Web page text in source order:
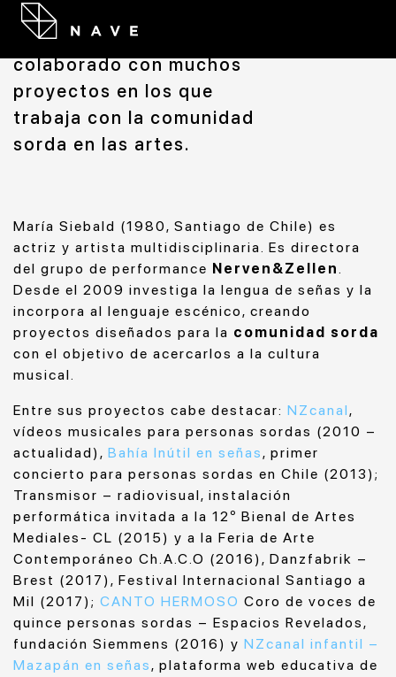
artista multidisciplinaria
residente en NAVE. Ha
colaborado con muchos
proyectos en los que
trabaja con la comunidad
sorda en las artes.
María Siebald (1980, Santiago de Chile) es
actriz y artista multidisciplinaria. Es directora
del grupo de performance Nerven&Zellen.
Desde el 2009 investiga la lengua de señas y la
incorpora al lenguaje escénico, creando
proyectos diseñados para la comunidad sorda
con el objetivo de acercarlos a la cultura
musical.
Entre sus proyectos cabe destacar: NZcanal,
vídeos musicales para personas sordas (2010 –
actualidad), Bahía Inútil en señas, primer
concierto para personas sordas en Chile (2013);
Transmisor – radiovisual, instalación
performática invitada a la 12º Bienal de Artes
Mediales- CL (2015) y a la Feria de Arte
Contemporáneo Ch.A.C.O (2016), Danzfabrik –
Brest (2017), Festival Internacional Santiago a
Mil (2017); CANTO HERMOSO Coro de voces de
quince personas sordas – Espacios Revelados,
fundación Siemmens (2016) y NZcanal infantil –
Mazapán en señas, plataforma web educativa de